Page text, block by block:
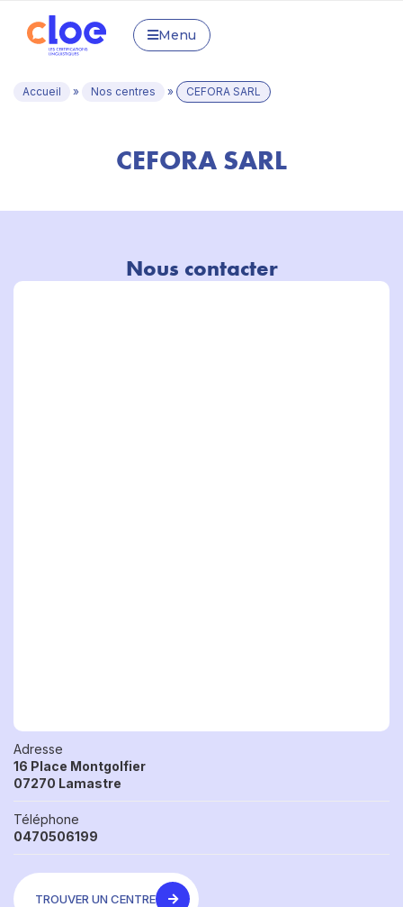
Menu
Accueil » Nos centres » CEFORA SARL
CEFORA SARL
Nous contacter
Adresse
16 Place Montgolfier
07270 Lamastre
Téléphone
0470506199
TROUVER UN CENTRE